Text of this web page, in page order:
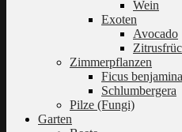
Wein
Exoten
Avocado
Zimmerpflanzen
Ficus
Schlumbergera
Pilze (Fungi)
Garten